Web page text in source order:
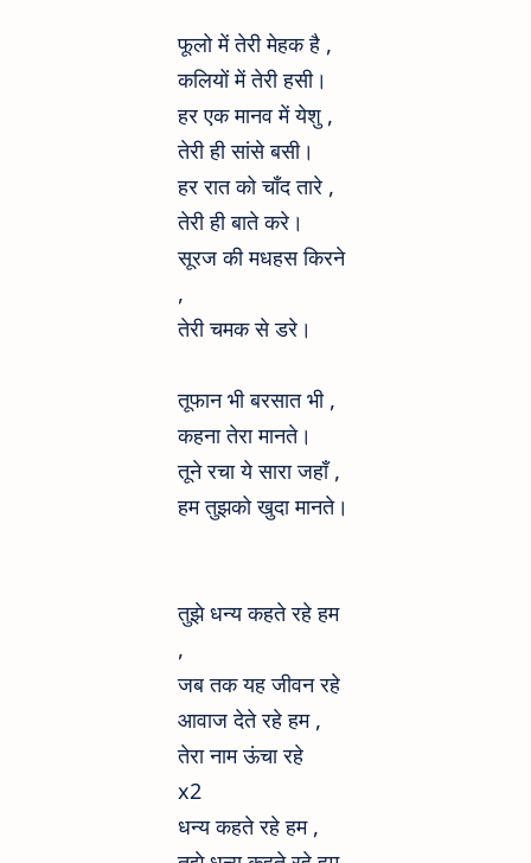
फूलो में तेरी मेहक है ,
कलियों में तेरी हसी।
हर एक मानव में येशु ,
तेरी ही सांसे बसी।
हर रात को चाँद तारे ,
तेरी ही बाते करे।
सूरज की मधहस किरने
,
तेरी चमक से डरे।
तूफान भी बरसात भी ,
कहना तेरा मानते।
तूने रचा ये सारा जहाँ ,
हम तुझको खुदा मानते।
तुझे धन्य कहते रहे हम
,
जब तक यह जीवन रहे
आवाज देते रहे हम ,
तेरा नाम ऊंचा रहे
x2
धन्य कहते रहे हम ,